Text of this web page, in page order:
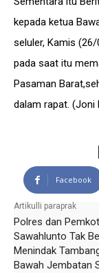
kepada ketua
seluler, Kamis
pada saat itu
Pasaman
dalam rapat. (Joni
Facebook
Artikulli paraprak
Polres dan Pemkot
Sawahlunto Tak
Menindak
Bawah Jembatan